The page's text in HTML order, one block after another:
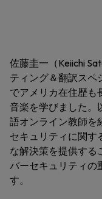
佐藤圭一（Keiichi
ティング＆翻訳スペ
でアメリカ在住歴も
音楽を学びました。
語オンライン教師を
セキュリティに関す
な解決策を提供する
バーセキュリティの
す。